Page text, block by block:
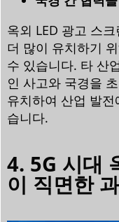
옥외 LED 광고 스
더 많이 유치하기
수 있습니다. 타 산
인 사고와 국경을
유치하여 산업 발
습니다.
4. 5G 시대
이 직면한